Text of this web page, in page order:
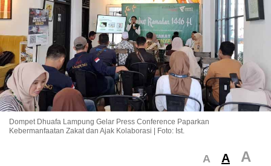
Dompet Dhuafa Lampung Gelar Press Conference Paparkan
Kebermanfaatan Zakat dan Ajak Kolaborasi | Foto: Ist.
A A A